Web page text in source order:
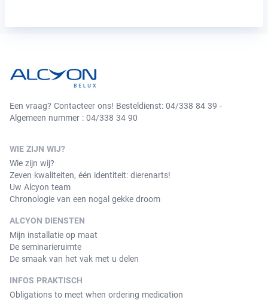
Een vraag? Contacteer ons! Besteldienst: 04/338 84 39 -
Algemeen nummer : 04/338 34 90
WIE ZIJN WIJ?
Wie zijn wij?
Zeven kwaliteiten, één identiteit: dierenarts!
Uw Alcyon team
Chronologie van een nogal gekke droom
ALCYON DIENSTEN
Mijn installatie op maat
De seminarieruimte
De smaak van het vak met u delen
INFOS PRAKTISCH
Obligations to meet when ordering medication